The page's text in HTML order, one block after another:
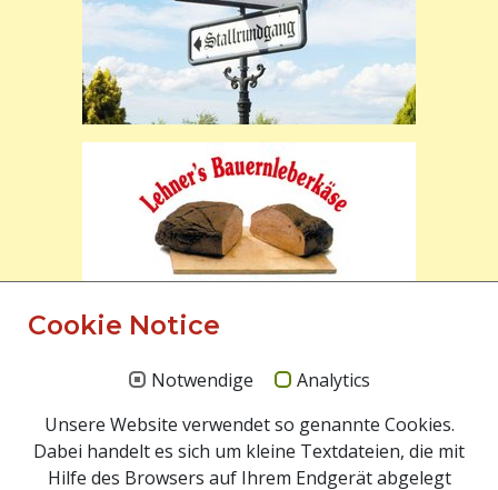
Cookie Notice
Notwendige
Analytics
Unsere Website verwendet so genannte Cookies.
Dabei handelt es sich um kleine Textdateien, die mit
Hilfe des Browsers auf Ihrem Endgerät abgelegt